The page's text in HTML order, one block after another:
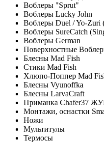
Воблеры "Sprut"
Воблеры Lucky John
Воблеры Duel / Yo-Zuri
Воблеры SureCatch
Воблеры German
Поверхностные
Блесны Mad Fish
Стики Mad Fish
Хлюпо-Поппер Mad
Блесны Vyunoffka
Блесны LarvaCraft
Приманка Chafer37
Монтажи, оснастки
Ножи
Мультитулы
Термосы